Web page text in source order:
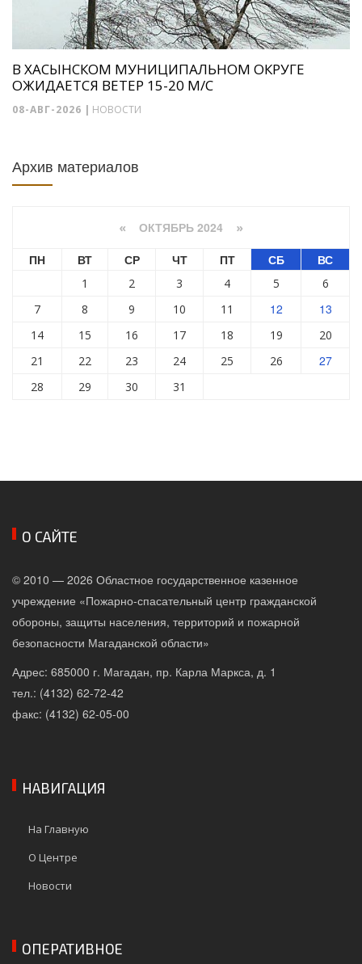
В ХАСЫНСКОМ МУНИЦИПАЛЬНОМ ОКРУГЕ
ОЖИДАЕТСЯ ВЕТЕР 15-20 М/С
08-АВГ-2026 | НОВОСТИ
Архив материалов
« ОКТЯБРЬ 2024 »
ПН ВТ СР ЧТ ПТ СБ ВС
1 2 3 4 5
6
7
8 9 10 11 12 13
14 15 16 17 18 19
20
21
22 23 24 25 26 27
28 29 30 31
О САЙТЕ
© 2010 — 2026 Областное государственное казенное
учреждение «Пожарно-спасательный центр гражданской
обороны, защиты населения, территорий и пожарной
безопасности Магаданской области»
Адрес: 685000 г. Магадан, пр. Карла Маркса, д. 1
тел.: (4132) 62-72-42
факс: (4132) 62-05-00
НАВИГАЦИЯ
На Главную
О Центре
Новости
ОПЕРАТИВНОЕ